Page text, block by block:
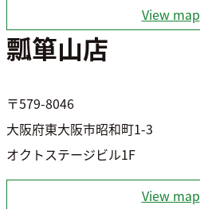
View map
瓢箪山店
〒579-8046
大阪府東大阪市昭和町1-3
オクトステージビル1F
View map